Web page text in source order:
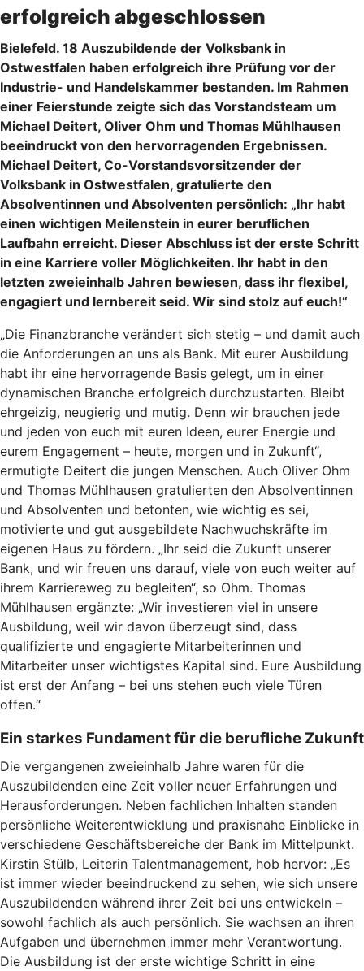
erfolgreich abgeschlossen
Bielefeld. 18 Auszubildende der Volksbank in
Ostwestfalen haben erfolgreich ihre Prüfung vor der
Industrie- und Handelskammer bestanden. Im Rahmen
einer Feierstunde zeigte sich das Vorstandsteam um
Michael Deitert, Oliver Ohm und Thomas Mühlhausen
beeindruckt von den hervorragenden Ergebnissen.
Michael Deitert, Co-Vorstandsvorsitzender der
Volksbank in Ostwestfalen, gratulierte den
Absolventinnen und Absolventen persönlich: „Ihr habt
einen wichtigen Meilenstein in eurer beruflichen
Laufbahn erreicht. Dieser Abschluss ist der erste Schritt
in eine Karriere voller Möglichkeiten. Ihr habt in den
letzten zweieinhalb Jahren bewiesen, dass ihr flexibel,
engagiert und lernbereit seid. Wir sind stolz auf euch!“
„Die Finanzbranche verändert sich stetig – und damit auch
die Anforderungen an uns als Bank. Mit eurer Ausbildung
habt ihr eine hervorragende Basis gelegt, um in einer
dynamischen Branche erfolgreich durchzustarten. Bleibt
ehrgeizig, neugierig und mutig. Denn wir brauchen jede
und jeden von euch mit euren Ideen, eurer Energie und
eurem Engagement – heute, morgen und in Zukunft“,
ermutigte Deitert die jungen Menschen. Auch Oliver Ohm
und Thomas Mühlhausen gratulierten den Absolventinnen
und Absolventen und betonten, wie wichtig es sei,
motivierte und gut ausgebildete Nachwuchskräfte im
eigenen Haus zu fördern. „Ihr seid die Zukunft unserer
Bank, und wir freuen uns darauf, viele von euch weiter auf
ihrem Karriereweg zu begleiten“, so Ohm. Thomas
Mühlhausen ergänzte: „Wir investieren viel in unsere
Ausbildung, weil wir davon überzeugt sind, dass
qualifizierte und engagierte Mitarbeiterinnen und
Mitarbeiter unser wichtigstes Kapital sind. Eure Ausbildung
ist erst der Anfang – bei uns stehen euch viele Türen
offen.“
Ein starkes Fundament für die berufliche Zukunft
Die vergangenen zweieinhalb Jahre waren für die
Auszubildenden eine Zeit voller neuer Erfahrungen und
Herausforderungen. Neben fachlichen Inhalten standen
persönliche Weiterentwicklung und praxisnahe Einblicke in
verschiedene Geschäftsbereiche der Bank im Mittelpunkt.
Kirstin Stülb, Leiterin Talentmanagement, hob hervor: „Es
ist immer wieder beeindruckend zu sehen, wie sich unsere
Auszubildenden während ihrer Zeit bei uns entwickeln –
sowohl fachlich als auch persönlich. Sie wachsen an ihren
Aufgaben und übernehmen immer mehr Verantwortung.
Die Ausbildung ist der erste wichtige Schritt in eine